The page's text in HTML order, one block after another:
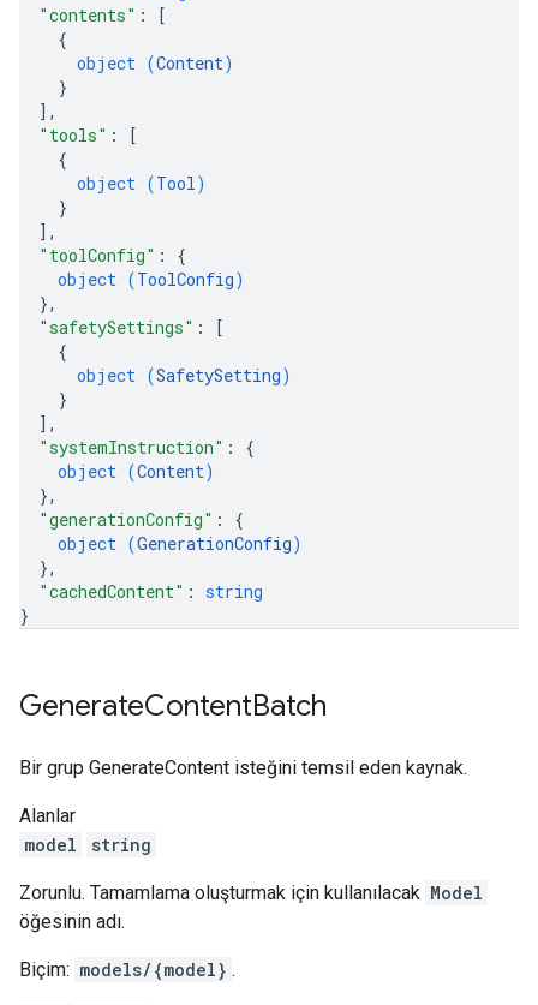
"contents" :
[
{
object (Content)
}
] ,
"tools" :
[
{
object (Tool)
}
] ,
"toolConfig" : {
object (ToolConfig)
},
"safetySettings" :
[
{
object (SafetySetting)
}
] ,
"systemInstruction" : {
object (Content)
},
"generationConfig" : {
object (GenerationConfig)
},
"cachedContent" : string
}
GenerateContentBatch
Bir grup GenerateContent isteğini temsil eden kaynak.
Alanlar
model
string
Zorunlu. Tamamlama oluşturmak için kullanılacak Model
öğesinin adı.
Biçim: models/{model} .